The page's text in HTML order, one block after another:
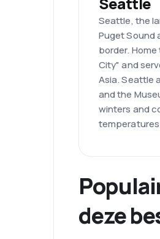
Seattle, the
Puget Sound
border.
City" and
Asia. Seattle
and the
winters and
deze